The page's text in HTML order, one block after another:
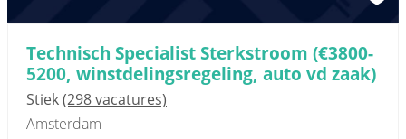
Technisch Specialist Sterkstroom (€3800-
5200, winstdelingsregeling, auto vd zaak)
Stiek(298 vacatures)
Amsterdam